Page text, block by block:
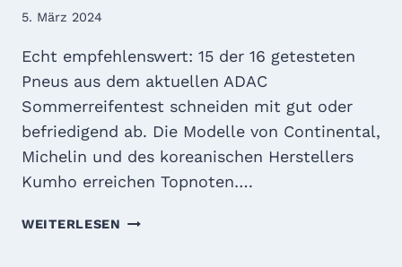
0
6
:
F
A
T
5. März 2024
Echt empfehlenswert: 15 der 16 getesteten
Pneus aus dem aktuellen ADAC
Sommerreifentest schneiden mit gut oder
befriedigend ab. Die Modelle von Continental,
Michelin und des koreanischen Herstellers
Kumho erreichen Topnoten….
WEITERLESEN A